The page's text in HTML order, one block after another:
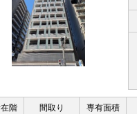
階 間取り 専有面積